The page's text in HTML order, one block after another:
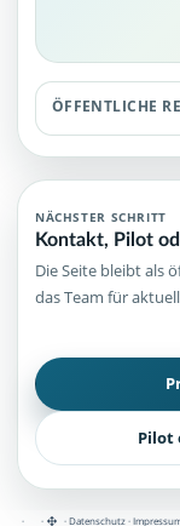
ÖFFENTLICHE
NÄCHSTER SCHRITT
Kontakt, Pilot
Die Seite bleibt als
das Team für
Pilot
· · ·Datenschutz·